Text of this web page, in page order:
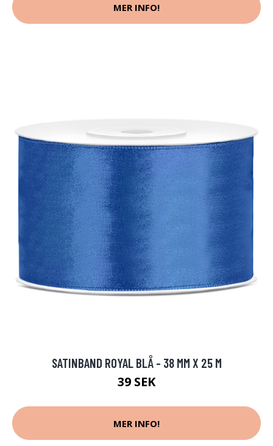
MER INFO!
SATINBAND ROYAL BLÅ - 38 MM X 25 M
39 SEK
MER INFO!